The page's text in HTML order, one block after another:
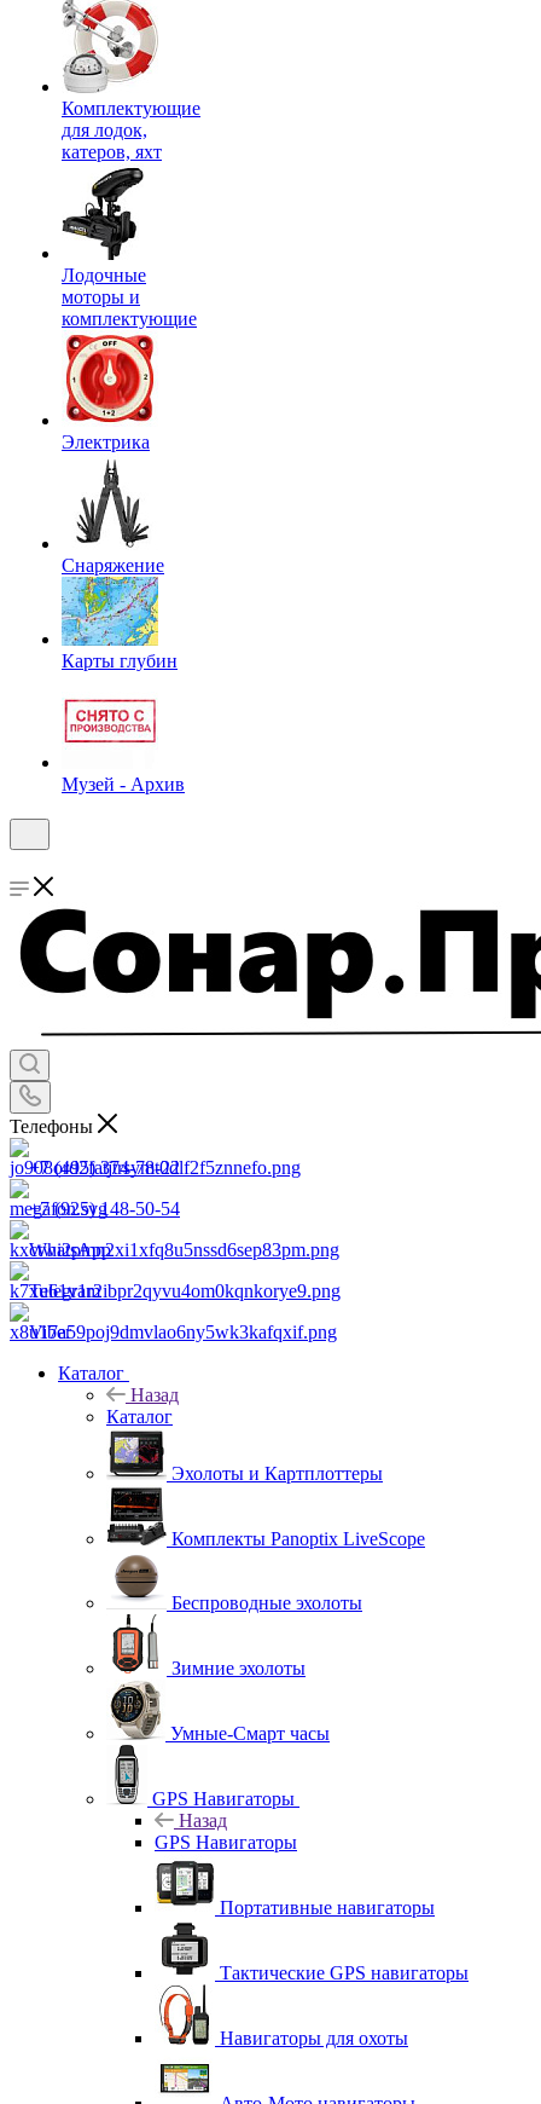
Комплектующие
для лодок,
катеров, яхт
Лодочные
моторы и
комплектующие
Электрика
Снаряжение
Карты глубин
Музей - Архив
Телефоны
+7 (495) 374-78-22
+7 (925) 148-50-54
WhatsApp
Telegram
Viber
Каталог
Назад
Каталог
Эхолоты и Картплоттеры
Комплекты Panoptix LiveScope
Беспроводные эхолоты
Зимние эхолоты
Умные-Смарт часы
GPS Навигаторы
Назад
GPS Навигаторы
Портативные навигаторы
Тактические GPS навигаторы
Навигаторы для охоты